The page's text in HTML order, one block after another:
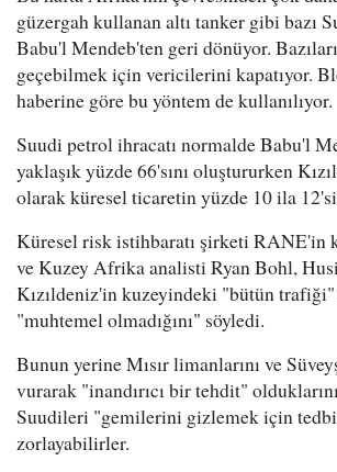
güzergah kullanan altı tanker gibi bazı
Babu'l Mendeb'ten geri dönüyor.
geçebilmek için vericilerini kapatıyor.
haberine göre bu yöntem de kullanılıyor.
Suudi petrol ihracatı normalde Babu'l
yaklaşık yüzde 66'sını oluştururken
olarak küresel ticaretin yüzde 10 ila
Küresel risk istihbaratı şirketi RANE'in
ve Kuzey Afrika analisti Ryan Bohl,
Kızıldeniz'in kuzeyindeki "bütün trafiği"
"muhtemel olmadığını" söyledi.
Bunun yerine Mısır limanlarını ve
vurarak "inandırıcı bir tehdit"
Suudileri "gemilerini gizlemek için
zorlayabilirler.